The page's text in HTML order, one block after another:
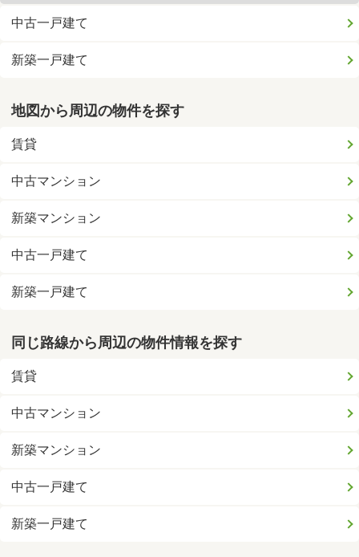
中古一戸建て
新築一戸建て
地図から周辺の物件を探す
賃貸
中古マンション
新築マンション
中古一戸建て
新築一戸建て
同じ路線から周辺の物件情報を探す
賃貸
中古マンション
新築マンション
中古一戸建て
新築一戸建て